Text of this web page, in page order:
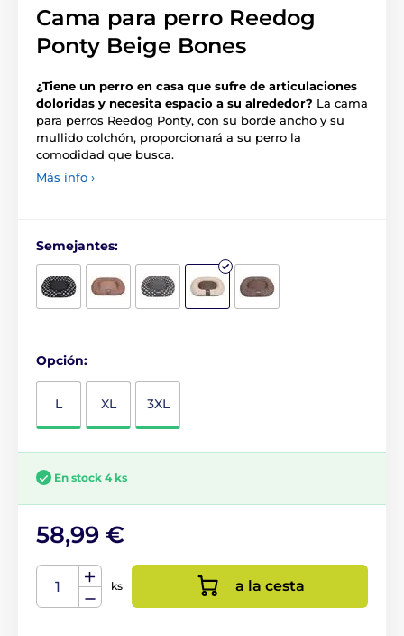
Cama para perro Reedog
Ponty Beige Bones
¿Tiene un perro en casa que sufre de articulaciones
doloridas y necesita espacio a su alrededor? La cama
para perros Reedog Ponty, con su borde ancho y su
mullido colchón, proporcionará a su perro la
comodidad que busca.
Más info ›
Semejantes:
Opción:
L XL 3XL
En stock 4 ks
58,99 €
ks a la cesta